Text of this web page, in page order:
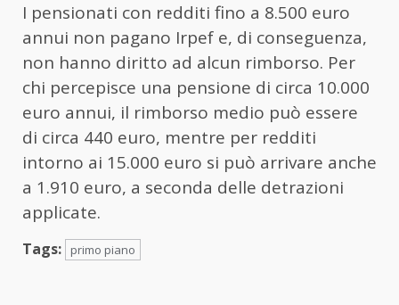
I pensionati con redditi fino a 8.500 euro
annui non pagano Irpef e, di conseguenza,
non hanno diritto ad alcun rimborso. Per
chi percepisce una pensione di circa 10.000
euro annui, il rimborso medio può essere
di circa 440 euro, mentre per redditi
intorno ai 15.000 euro si può arrivare anche
a 1.910 euro, a seconda delle detrazioni
applicate.
Tags: primo piano